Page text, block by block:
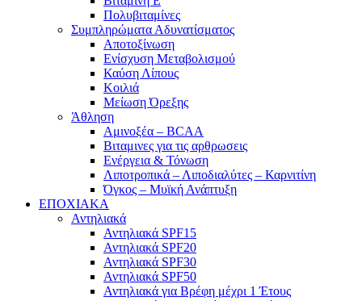
Πολυβιταμίνες
Συμπληρώματα Αδυνατίσματος
Αποτοξίνωση
Ενίσχυση Μεταβολισμού
Καύση Λίπους
Κοιλιά
Μείωση Όρεξης
Άθληση
Αμινοξέα – BCAA
Βιταμινες για τις αρθρωσεις
Ενέργεια & Τόνωση
Λιποτροπικά – Λιποδιαλύτες – Καρνιτίνη
Όγκος – Μυϊκή Ανάπτυξη
ΕΠΟΧΙΑΚΑ
Αντηλιακά
Αντηλιακά SPF15
Αντηλιακά SPF20
Αντηλιακά SPF30
Αντηλιακά SPF50
Αντηλιακά για Βρέφη μέχρι 1 Έτους